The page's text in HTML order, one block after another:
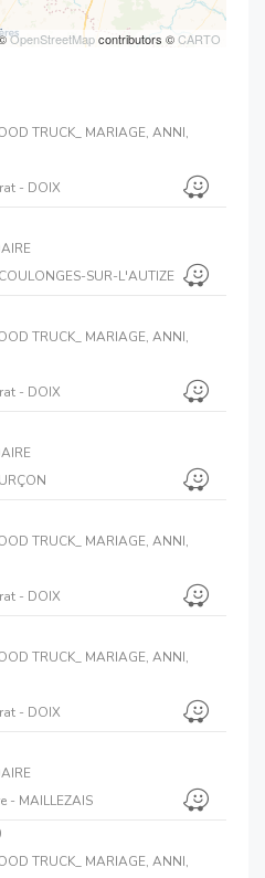
OpenStreetMapcontributors ©CARTO
TRUCK_ MARIAGE, ANNI,
- DOIX
SUR-L'AUTIZE
TRUCK_ MARIAGE, ANNI,
- DOIX
TRUCK_ MARIAGE, ANNI,
- DOIX
TRUCK_ MARIAGE, ANNI,
- DOIX
- MAILLEZAIS
TRUCK_ MARIAGE, ANNI,